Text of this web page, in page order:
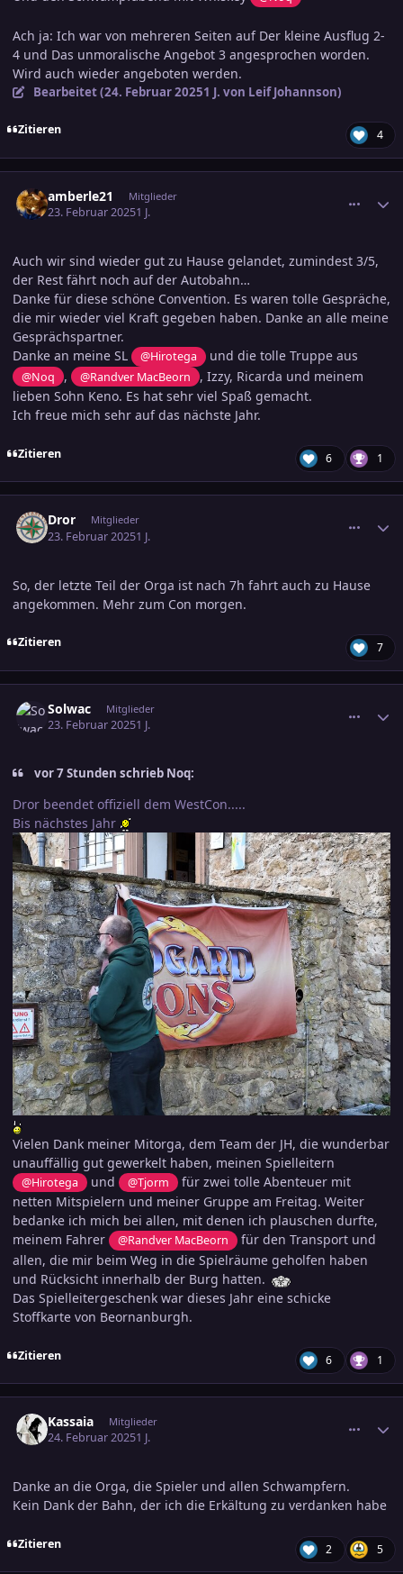
Ach ja: Ich war von mehreren Seiten auf Der kleine Ausflug 2-
4 und Das unmoralische Angebot 3 angesprochen worden.
Wird auch wieder angeboten werden.
Bearbeitet (24. Februar 20251 J. von Leif Johannson)
Zitieren 4
amberle21 Mitglieder
23. Februar 20251 J.
Auch wir sind wieder gut zu Hause gelandet, zumindest 3/5,
der Rest fährt noch auf der Autobahn…
Danke für diese schöne Convention. Es waren tolle Gespräche,
die mir wieder viel Kraft gegeben haben. Danke an alle meine
Gesprächspartner.
Danke an meine SL
@Hirotega und die tolle Truppe aus
@Noq , @Randver MacBeorn
, Izzy, Ricarda und meinem
lieben Sohn Keno. Es hat sehr viel Spaß gemacht.
Ich freue mich sehr auf das nächste Jahr.
Zitieren 6 1
Dror Mitglieder
23. Februar 20251 J.
So, der letzte Teil der Orga ist nach 7h fahrt auch zu Hause
angekommen. Mehr zum Con morgen.
Zitieren 7
Solwac Mitglieder
23. Februar 20251 J.
vor 7 Stunden schrieb Noq:
Dror beendet offiziell dem WestCon.....
Bis nächstes Jahr
Vielen Dank meiner Mitorga, dem Team der JH, die wunderbar
unauffällig gut gewerkelt haben, meinen Spielleitern
@Hirotega und @Tjorm
für zwei tolle Abenteuer mit
netten Mitspielern und meiner Gruppe am Freitag. Weiter
bedanke ich mich bei allen, mit denen ich plauschen durfte,
meinem Fahrer
@Randver MacBeorn
für den Transport und
allen, die mir beim Weg in die Spielräume geholfen haben
und Rücksicht innerhalb der Burg hatten.
Das Spielleitergeschenk war dieses Jahr eine schicke
Stoffkarte von Beornanburgh.
Zitieren 6 1
Kassaia Mitglieder
24. Februar 20251 J.
Danke an die Orga, die Spieler und allen Schwampfern.
Kein Dank der Bahn, der ich die Erkältung zu verdanken habe
Zitieren 2 5